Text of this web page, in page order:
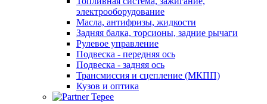
электрооборудование
Масла, антифризы, жидкости
Задняя балка, торсионы, задние рычаги
Рулевое управление
Подвеска - передняя ось
Подвеска - задняя ось
Трансмиссия и сцепление (МКПП)
Кузов и оптика